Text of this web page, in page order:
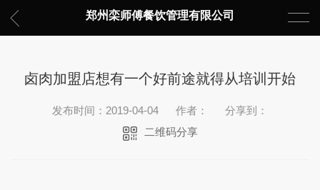
郑州栾师傅餐饮管理有限公司
卤肉加盟店想有一个好前途就得从培训开始
发布时间：2019-04-04 作者：
分享到：
二维码分享